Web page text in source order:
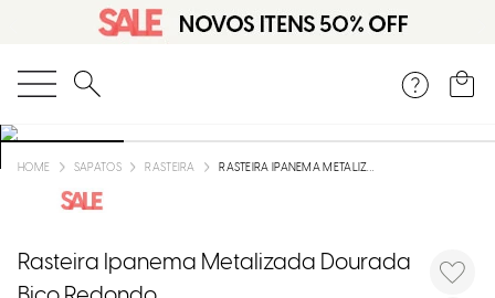
O que você está procurando?
SAPATOS RASTEIRA RASTEIRA IPANEMA METALIZADA DOURADA BICO REDONDO
Rasteira Ipanema Metalizada Dourada